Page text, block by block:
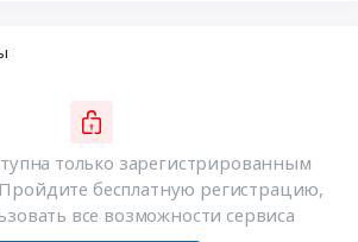
только зарегистрированным
бесплатную регистрацию,
все возможности сервиса